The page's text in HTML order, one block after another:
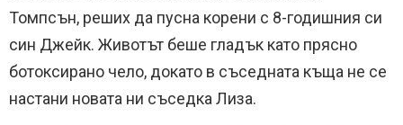
Томпсън, реших да пусна корени с 8-годишния си
син Джейк. Животът беше гладък като прясно
ботоксирано чело, докато в съседната къща не се
настани новата ни съседка Лиза.